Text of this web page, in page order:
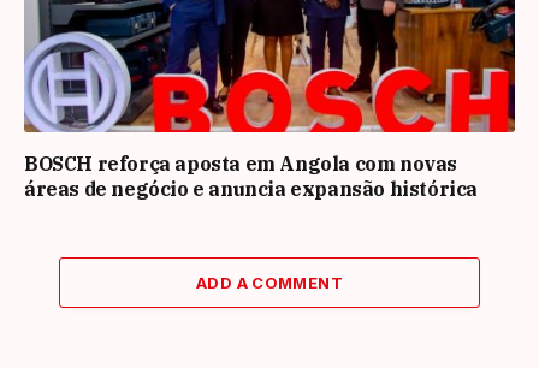
BOSCH reforça aposta em Angola com novas
áreas de negócio e anuncia expansão histórica
ADD A COMMENT